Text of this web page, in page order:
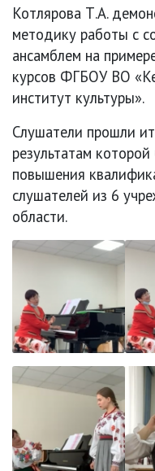
Котлярова Т.А.
методику работы с
ансамблем на
курсов ФГБОУ ВО
институт культуры».
Слушатели прошли
результатам
повышения
слушателей из 6
области.